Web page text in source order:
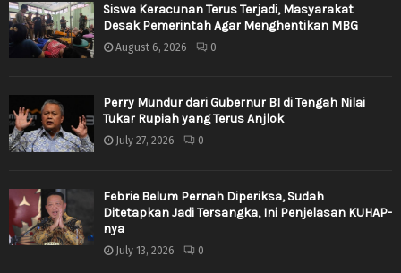
Siswa Keracunan Terus Terjadi, Masyarakat
Desak Pemerintah Agar Menghentikan MBG
August 6, 2026 0
Perry Mundur dari Gubernur BI di Tengah Nilai
Tukar Rupiah yang Terus Anjlok
July 27, 2026 0
Febrie Belum Pernah Diperiksa, Sudah
Ditetapkan Jadi Tersangka, Ini Penjelasan KUHAP-
nya
July 13, 2026 0